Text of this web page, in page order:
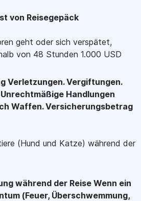
von Reisegepäck
geht oder sich verspätet,
von 48 Stunden 1.000 USD
Verletzungen. Vergiftungen.
Handlungen
Waffen. Versicherungsbetrag
(Hund und Katze) während der
während der Reise Wenn ein
(Feuer, Überschwemmung,